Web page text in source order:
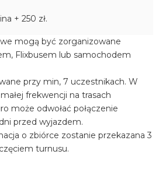
+ 250 zł.
mogą być zorganizowane
Flixbusem lub samochodem
przy min, 7 uczestnikach. W
frekwencji na trasach
może odwołać połączenie
przed wyjazdem.
o zbiórce zostanie przekazana 3
turnusu.